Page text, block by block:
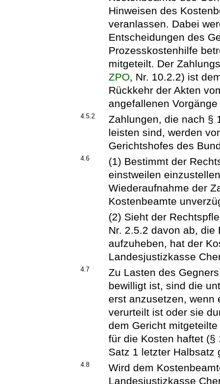
Hinweisen des
veranlassen. Dabei
Entscheidungen des
Prozesskostenhilfe
mitgeteilt. Der
ZPO, Nr. 10.2.2) ist
Rückkehr der Akten
angefallenen
4.5.2
Zahlungen, die nach §
leisten sind, werden
Gerichtshofes des
4.6
(1) Bestimmt der
einstweilen
Wiederaufnahme der
Kostenbeamte
(2) Sieht der
Nr. 2.5.2 davon ab,
aufzuheben, hat der
Landesjustizkasse
4.7
Zu Lasten des
bewilligt ist, sind die
erst anzusetzen, wenn
verurteilt ist oder sie
dem Gericht
für die Kosten haftet
Satz 1 letzter Halbsatz
4.8
Wird dem
Landesjustizkasse